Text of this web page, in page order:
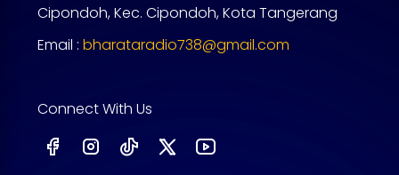
Cipondoh, Kec. Cipondoh, Kota Tangerang
Email : bharataradio738@gmail.com
Connect With Us